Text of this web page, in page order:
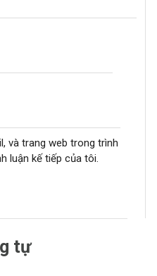
và trang web trong trình
luận kế tiếp của tôi.
tự